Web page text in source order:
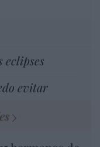
eclipses
evitar